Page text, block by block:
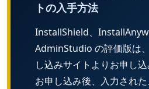
トの入手方法
InstallShield、
AdminStudio の評価版は
し込みサイトよりお申し込
お申し込み後、入力され